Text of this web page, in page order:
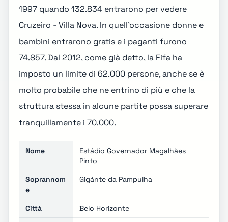
1997 quando 132.834 entrarono per vedere
Cruzeiro - Villa Nova. In quell'occasione donne e
bambini entrarono gratis e i paganti furono
74.857. Dal 2012, come già detto, la Fifa ha
imposto un limite di 62.000 persone, anche se è
molto probabile che ne entrino di più e che la
struttura stessa in alcune partite possa superare
tranquillamente i 70.000.
Nome
Estádio Governador Magalhães
Pinto
Soprannom
e
Gigánte da Pampulha
Città Belo Horizonte